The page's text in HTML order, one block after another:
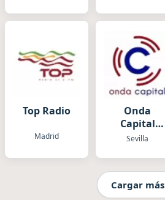
Top Radio
Madrid
Onda
Capital
Sevilla
Sevilla
Cargar más